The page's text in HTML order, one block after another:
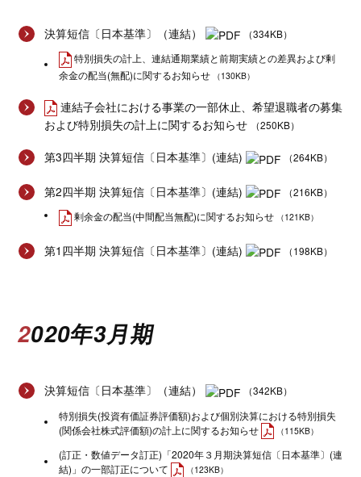
決算短信〔日本基準〕（連結）
（334KB）
特別損失の計上、連結通期業績と前期実績との差異および剰
余金の配当(無配)に関するお知らせ
（130KB）
連結子会社における事業の一部休止、希望退職者の募集
および特別損失の計上に関するお知らせ
（250KB）
第3四半期 決算短信〔日本基準〕(連結) （264KB）
第2四半期 決算短信〔日本基準〕(連結)
（216KB）
剰余金の配当(中間配当無配)に関するお知らせ
（121KB）
第1四半期 決算短信〔日本基準〕(連結) （198KB）
2020年3月期
決算短信〔日本基準〕（連結）
（342KB）
特別損失(投資有価証券評価額)および個別決算における特別損失
(関係会社株式評価額)の計上に関するお知らせ
（115KB）
(訂正・数値データ訂正)「2020年３月期決算短信〔日本基準〕(連
結)」の一部訂正について
（123KB）